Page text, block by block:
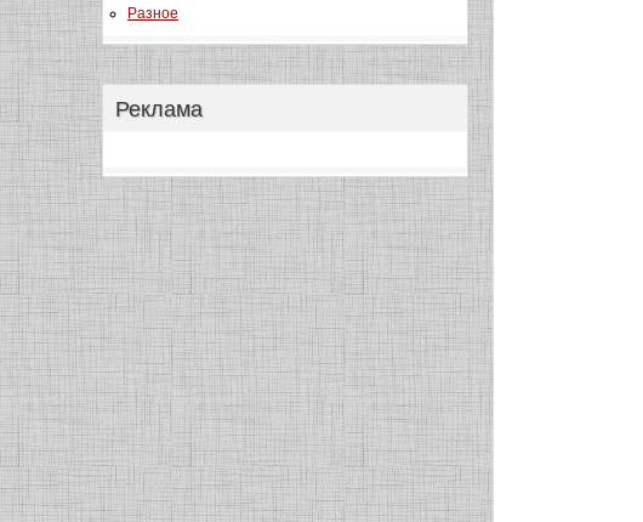
Разное
Реклама